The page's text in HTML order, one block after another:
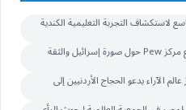
لاستكشاف التجربة التعليمية الكندية
عالم الآراء ينشر قراءة عربية لنتائج استطلاع مركز Pew حول صورة إسرائيل والثقة
الآراء يدعو الحجاج الأردنيين إلى